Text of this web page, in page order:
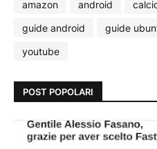
amazon android
guide android
guide
youtube
POST POPOLARI